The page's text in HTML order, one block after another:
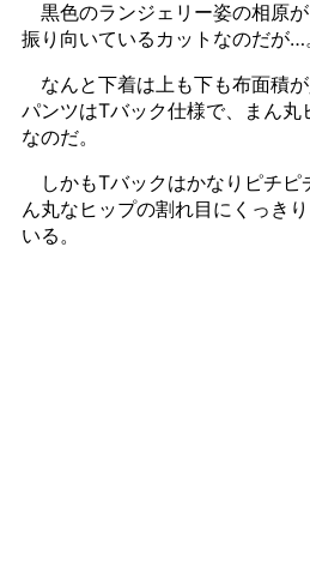
黒色のランジェリー姿の相原が
振り向いているカットなのだが…
なんと下着は上も下も布面積
パンツはTバック仕様で、まん
なのだ。
しかもTバックはかなりピチピ
ん丸なヒップの割れ目にくっき
いる。